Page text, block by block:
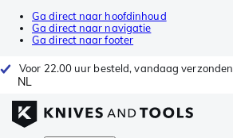
Ga direct naar hoofdinhoud
Ga direct naar navigatie
Ga direct naar footer
Voor 22.00 uur besteld, vandaag verzonden
NL